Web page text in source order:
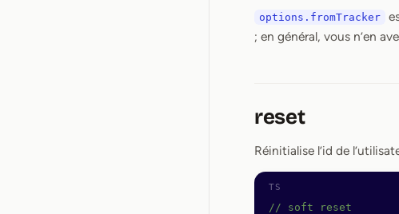
options.fromTracker
; en général, vous n’en
reset
Réinitialise l’id de
// soft reset